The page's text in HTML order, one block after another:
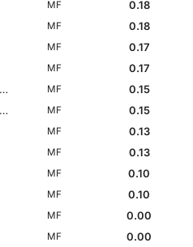
MF
0.18
MF
0.18
MF
0.17
MF
0.17
MF
0.15
MF
0.15
MF
0.13
MF
0.13
MF
0.10
MF
0.10
MF
0.00
MF
0.00